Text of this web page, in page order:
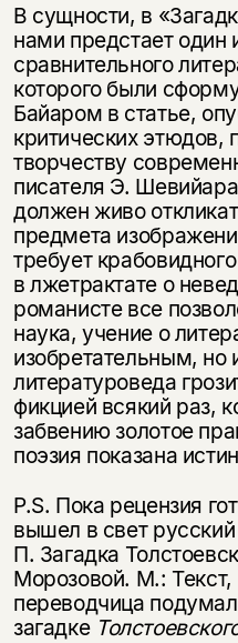
В сущности, в
нами предстает один
сравнительного
которого были
Байаром в статье,
критических этюдов,
творчеству
писателя Э. Шевийара
должен живо
предмета
требует
в лжетрактате о
романисте все
наука, учение о
изобретательным, но
литературоведа
фикцией всякий раз,
забвению золотое
поэзия показана
P.S. Пока рецензия
вышел в свет
П. Загадка
Морозовой. М.:
переводчица
загадке